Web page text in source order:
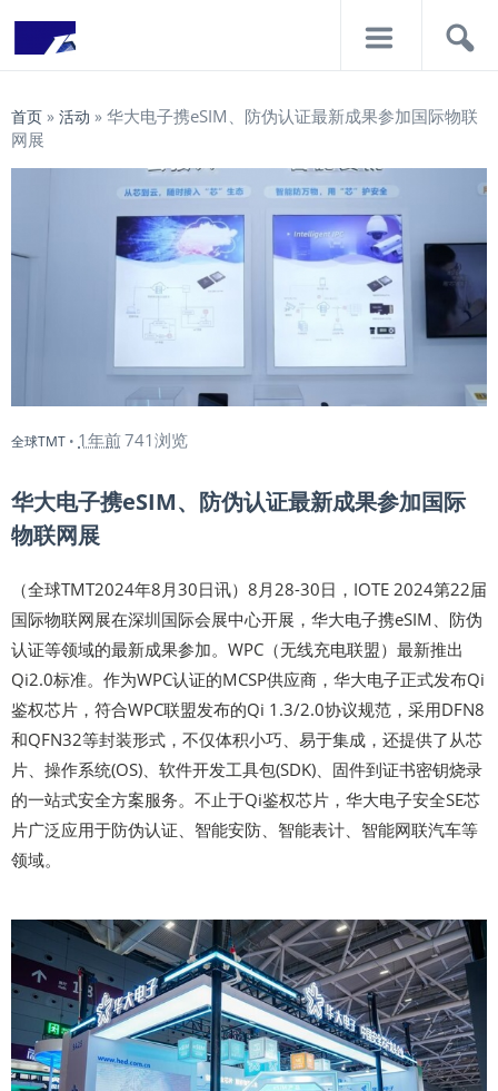
首页 » 活动 » 华大电子携eSIM、防伪认证最新成果参加国际物联
网展
全球TMT • 1年前741浏览
华大电子携eSIM、防伪认证最新成果参加国际
物联网展
（全球TMT2024年8月30日讯）8月28-30日，IOTE 2024第22届
国际物联网展在深圳国际会展中心开展，华大电子携eSIM、防伪
认证等领域的最新成果参加。WPC（无线充电联盟）最新推出
Qi2.0标准。作为WPC认证的MCSP供应商，华大电子正式发布Qi
鉴权芯片，符合WPC联盟发布的Qi 1.3/2.0协议规范，采用DFN8
和QFN32等封装形式，不仅体积小巧、易于集成，还提供了从芯
片、操作系统(OS)、软件开发工具包(SDK)、固件到证书密钥烧录
的一站式安全方案服务。不止于Qi鉴权芯片，华大电子安全SE芯
片广泛应用于防伪认证、智能安防、智能表计、智能网联汽车等
领域。